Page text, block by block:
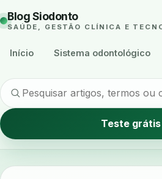
Blog Siodonto
SAÚDE, GESTÃO CLÍNICA E
Início Sistema odontológico
Teste grátis